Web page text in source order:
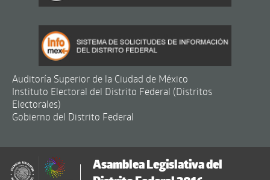
Auditoría Superior de la Ciudad de México
Instituto Electoral del Distrito Federal (Distritos
Electorales)
Gobierno del Distrito Federal
Asamblea Legislativa del